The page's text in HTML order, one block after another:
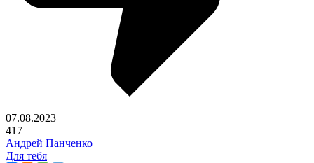
07.08.2023
417
Андрей Панченко
Для тебя